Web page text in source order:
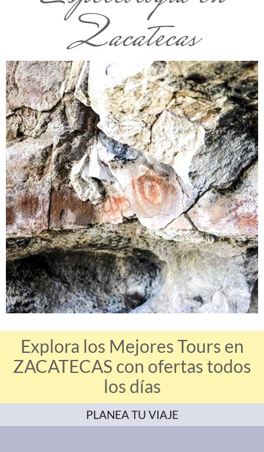
Zacatecas
Explora los Mejores Tours en
ZACATECAS con ofertas todos
los días
PLANEA TU VIAJE